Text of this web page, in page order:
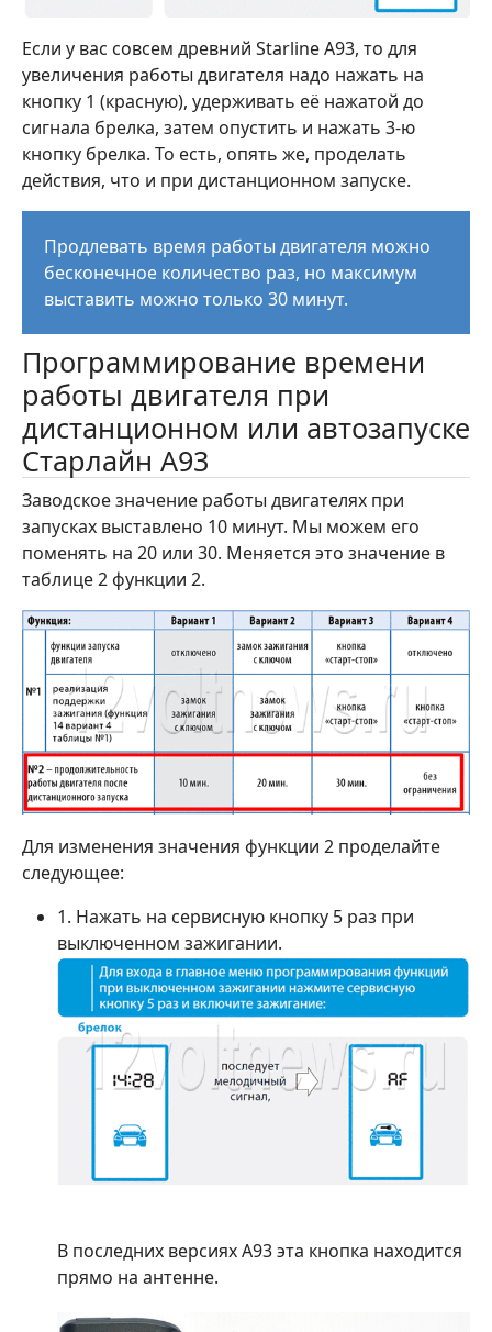
Если у вас совсем древний Starline А93, то для
увеличения работы двигателя надо нажать на
кнопку 1 (красную), удерживать её нажатой до
сигнала брелка, затем опустить и нажать 3-ю
кнопку брелка. То есть, опять же, проделать
действия, что и при дистанционном запуске.
Продлевать время работы двигателя можно
бесконечное количество раз, но максимум
выставить можно только 30 минут.
Программирование времени
работы двигателя при
дистанционном или автозапуске
Старлайн А93
Заводское значение работы двигателях при
запусках выставлено 10 минут. Мы можем его
поменять на 20 или 30. Меняется это значение в
таблице 2 функции 2.
Для изменения значения функции 2 проделайте
следующее:
1. Нажать на сервисную кнопку 5 раз при
выключенном зажигании.
В последних версиях А93 эта кнопка находится
прямо на антенне.